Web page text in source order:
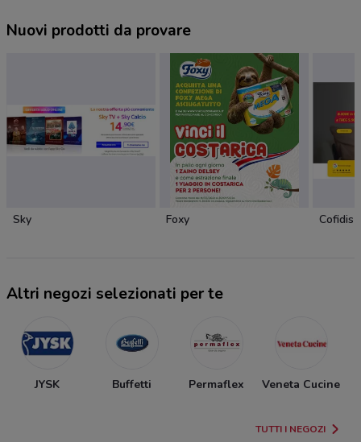
Nuovi prodotti da provare
Sky Foxy Cofidis
Altri negozi selezionati per te
JYSK Buffetti Permaflex Veneta Cucine
TUTTI I NEGOZI